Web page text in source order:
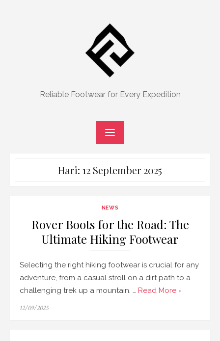
Reliable Footwear for Every Expedition
Hari: 12 September 2025
NEWS
Rover Boots for the Road: The
Ultimate Hiking Footwear
Selecting the right hiking footwear is crucial for any
adventure, from a casual stroll on a dirt path to a
challenging trek up a mountain. … Read More ›
Posted
12/09/2025